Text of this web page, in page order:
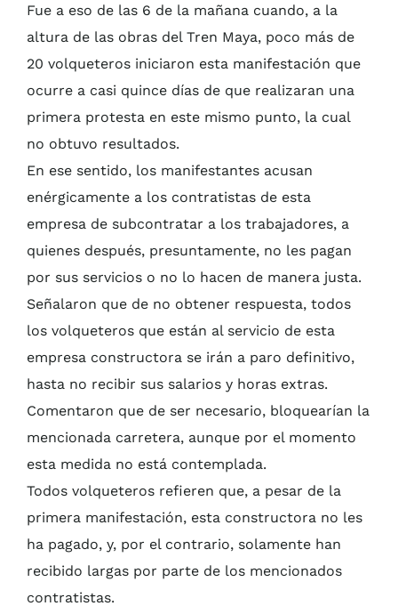
Fue a eso de las 6 de la mañana cuando, a la
altura de las obras del Tren Maya, poco más de
20 volqueteros iniciaron esta manifestación que
ocurre a casi quince días de que realizaran una
primera protesta en este mismo punto, la cual
no obtuvo resultados.
En ese sentido, los manifestantes acusan
enérgicamente a los contratistas de esta
empresa de subcontratar a los trabajadores, a
quienes después, presuntamente, no les pagan
por sus servicios o no lo hacen de manera justa.
Señalaron que de no obtener respuesta, todos
los volqueteros que están al servicio de esta
empresa constructora se irán a paro definitivo,
hasta no recibir sus salarios y horas extras.
Comentaron que de ser necesario, bloquearían la
mencionada carretera, aunque por el momento
esta medida no está contemplada.
Todos volqueteros refieren que, a pesar de la
primera manifestación, esta constructora no les
ha pagado, y, por el contrario, solamente han
recibido largas por parte de los mencionados
contratistas.